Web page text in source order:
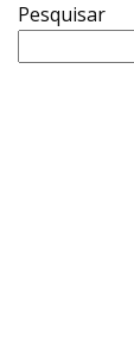
Pesquisar